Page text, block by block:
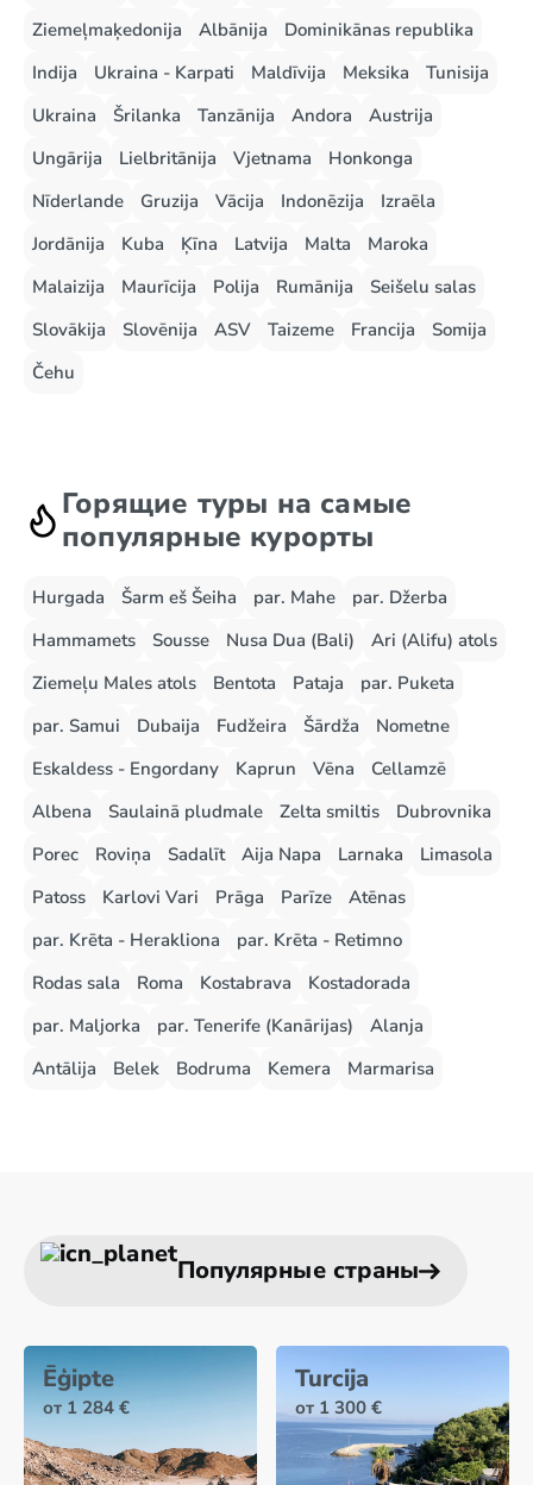
Ziemeļmaķedonija
Albānija
Dominikānas republika
Indija
Ukraina - Karpati Maldīvija Meksika
Tunisija
Ukraina
Šrilanka Tanzānija Andora
Austrija
Ungārija
Lielbritānija Vjetnama
Honkonga
Nīderlande
Gruzija Vācija Indonēzija
Izraēla
Jordānija
Kuba Ķīna Latvija Malta
Maroka
Malaizija
Maurīcija Polija Rumānija
Seišelu salas
Slovākija
Slovēnija ASV Taizeme Francija
Somija
Čehu
Горящие туры на самые
популярные курорты
Hurgada Šarm eš Šeiha par. Mahe
par. Džerba
Hammamets
Sousse Nusa Dua (Bali)
Ari (Alifu) atols
Ziemeļu Males atols
Bentota Pataja
par. Puketa
par. Samui
Dubaija Fudžeira Šārdža
Nometne
Eskaldess - Engordany
Kaprun Vēna
Cellamzē
Albena
Saulainā pludmale Zelta smiltis
Dubrovnika
Porec
Roviņa Sadalīt Aija Napa Larnaka
Limasola
Patoss
Karlovi Vari Prāga Parīze
Atēnas
par. Krēta - Herakliona
par. Krēta - Retimno
Rodas sala
Roma Kostabrava
Kostadorada
par. Maljorka
par. Tenerife (Kanārijas)
Alanja
Antālija
Belek Bodruma Kemera Marmarisa
Популярные страны
Ēģipte
от 1 284 €
Turcija
от 1 300 €